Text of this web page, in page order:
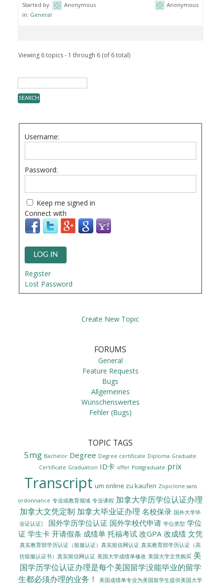
Started by:
Anonymous
in: General
Anonymous
Viewing 6 topics - 1 through 6 (of 6 total)
Username:
Password:
Keep me signed in
Connect with
LOG IN
Register
Lost Password
Create New Topic
FORUMS
General
Feature Requests
Bugs
Allgemeines
Wünschenswertes
Fehler (Bugs)
TOPIC TAGS
5mg Bachelor Degree Degree certificate Diploma Graduate
Certificate Graduation ID卡 offer Postgraduate prix
Transcript um online zu kaufen Zopiclone sans
ordonnance 专业或教育领域 专业课程 加拿大学历学位认证办理
加拿大文凭定制 加拿大毕业证办理 名校保录 国外大学毕
业证认证〗
国外学历学位认证 国外学校代申请 学位类型 学位
证 学生卡 开请假条 成绩单 托福考试 改GPA 改成绩 文凭
真实教育部学历认证（留服认证）真实留信网认证 真实教育部学历认证（高
仿留服认证书）真实留信网认证 美国大学成绩单修改 美国大学文凭购买 美
国学历学位认证办理是每个美国留学没能毕业的留学
生都必须办理的业务！
美国成绩单专业为美国留学生提供美国大学